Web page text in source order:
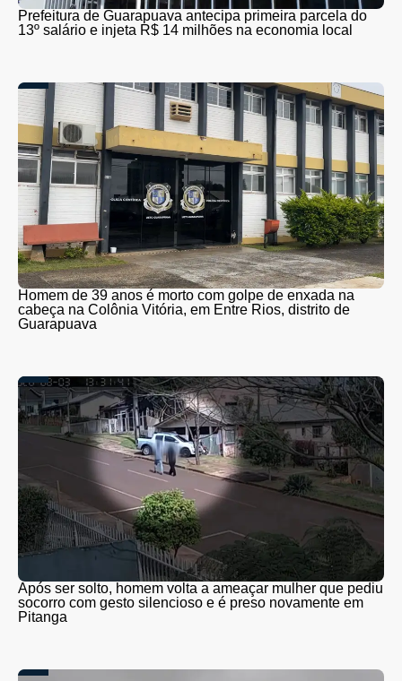
Prefeitura de Guarapuava antecipa primeira parcela do
13º salário e injeta R$ 14 milhões na economia local
Homem de 39 anos é morto com golpe de enxada na
cabeça na Colônia Vitória, em Entre Rios, distrito de
Guarapuava
Após ser solto, homem volta a ameaçar mulher que pediu
socorro com gesto silencioso e é preso novamente em
Pitanga